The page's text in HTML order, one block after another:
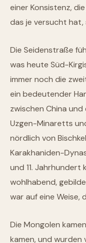
einer Konsistenz,
das je versucht hat,
Die Seidenstraße
was heute Süd-
immer noch die
ein bedeutender
zwischen China und
Uzgen-Minaretts
nördlich von
Karakhaniden-
und 11. Jahrhundert
wohlhabend,
war auf eine Weise,
Die Mongolen
kamen, und wurden